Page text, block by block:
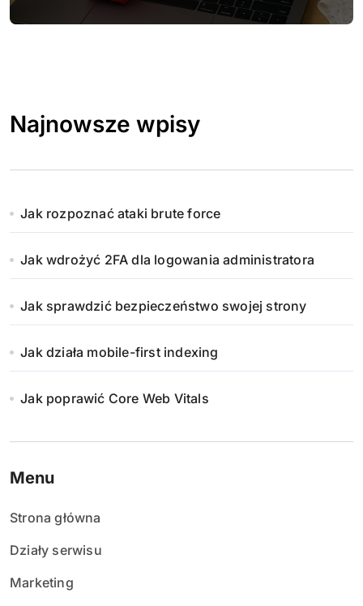
Najnowsze wpisy
Jak rozpoznać ataki brute force
Jak wdrożyć 2FA dla logowania administratora
Jak sprawdzić bezpieczeństwo swojej strony
Jak działa mobile-first indexing
Jak poprawić Core Web Vitals
Menu
Strona główna
Działy serwisu
Marketing